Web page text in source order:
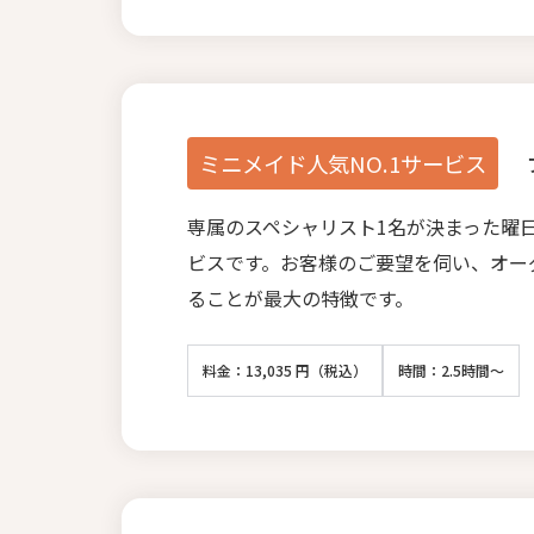
ミニメイド人気NO.1サービス
専属のスペシャリスト1名が決まった曜
ビスです。お客様のご要望を伺い、オ
ることが最大の特徴です。
料金：13,035 円（税込） 時間：2.5時間～